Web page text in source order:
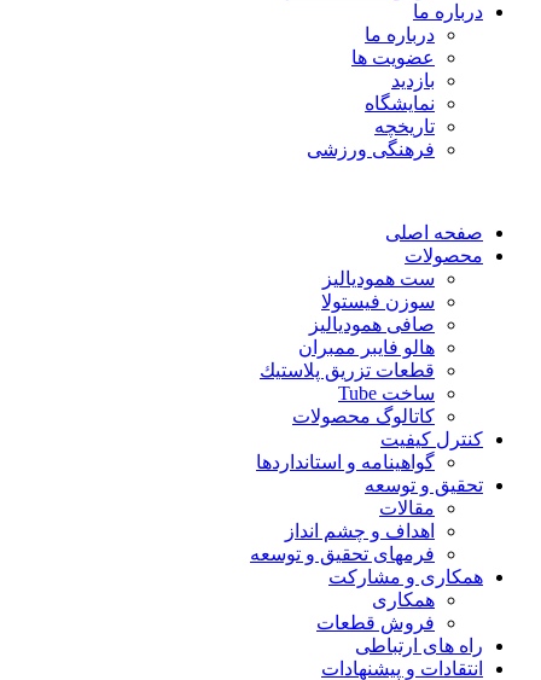
درباره ما
درباره ما
عضویت ها
بازدید
نمایشگاه
تاريخچه
فرهنگی ورزشی
صفحه اصلی
محصولات
ست همودیالیز
سوزن فیستولا
صافی همودیالیز
هالو فایبر ممبران
قطعات تزريق پلاستيك
ساخت Tube
کاتالوگ محصولات
کنترل کیفیت
گواهينامه و استانداردها
تحقيق و توسعه
مقالات
اهداف و چشم انداز
فرمهای تحقیق و توسعه
همکاری و مشارکت
همکاری
فروش قطعات
راه های ارتباطی
انتقادات و پيشنهادات